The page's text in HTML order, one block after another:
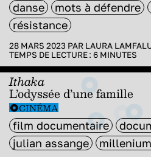
danse
mots à défendre
résistance
28 MARS 2023 PAR LAURA
TEMPS DE LECTURE : 6 MINUTES
Ithaka
L’odyssée d’une famille
CINÉMA
film documentaire
julian assange